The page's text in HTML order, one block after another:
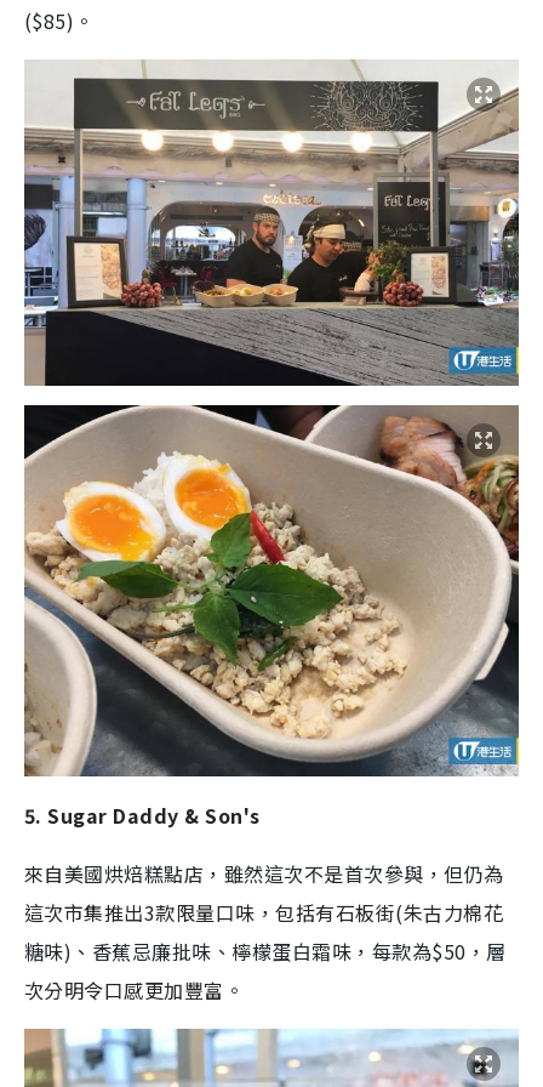
($85)。
5. Sugar Daddy & Son's
來自美國烘焙糕點店，雖然這次不是首次參與，但仍為
這次市集推出3款限量口味，包括有石板街(朱古力棉花
糖味)、香蕉忌廉批味、檸檬蛋白霜味，每款為$50，層
次分明令口感更加豐富。